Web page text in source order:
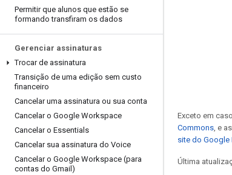
Permitir que alunos que estão se
formando transfiram os dados
Gerenciar assinaturas
Trocar de assinatura
Transição de uma edição sem custo
financeiro
Cancelar uma assinatura ou sua conta
Cancelar o Google Workspace
Cancelar o Essentials
Cancelar sua assinatura do Voice
Cancelar o Google Workspace (para
contas do Gmail)
Exceto em
Commons , e
site do Google
Última